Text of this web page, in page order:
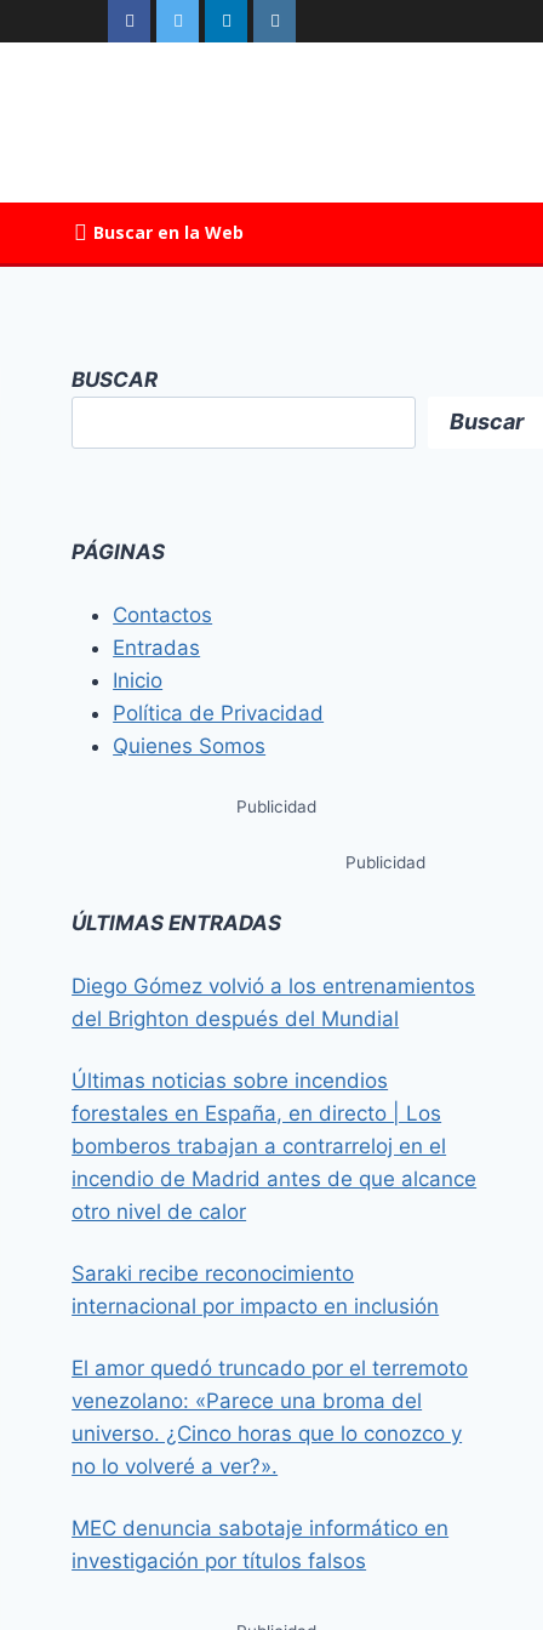
Buscar en la Web
BUSCAR
Buscar
PÁGINAS
Contactos
Entradas
Inicio
Política de Privacidad
Quienes Somos
Publicidad
Publicidad
ÚLTIMAS ENTRADAS
Diego Gómez volvió a los entrenamientos
del Brighton después del Mundial
Últimas noticias sobre incendios
forestales en España, en directo | Los
bomberos trabajan a contrarreloj en el
incendio de Madrid antes de que alcance
otro nivel de calor
Saraki recibe reconocimiento
internacional por impacto en inclusión
El amor quedó truncado por el terremoto
venezolano: «Parece una broma del
universo. ¿Cinco horas que lo conozco y
no lo volveré a ver?».
MEC denuncia sabotaje informático en
investigación por títulos falsos